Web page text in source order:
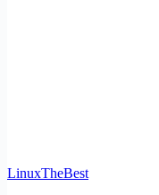
LinuxTheBest